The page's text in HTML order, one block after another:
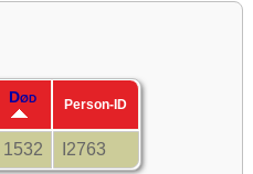
Død Person-ID
1532 I2763